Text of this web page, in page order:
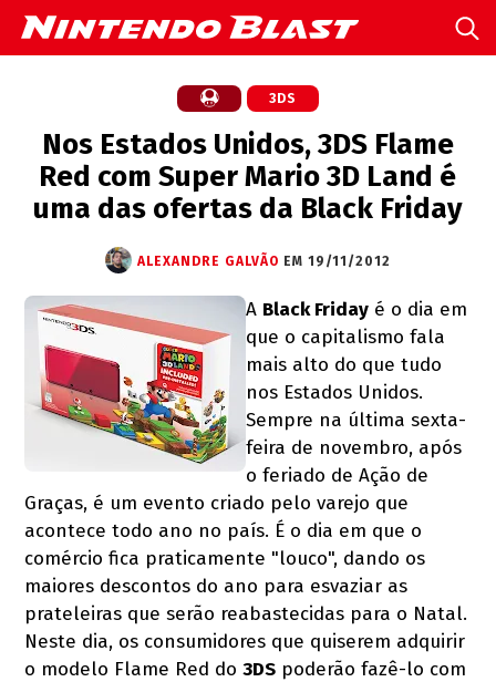
3DS
Nos Estados Unidos, 3DS Flame
Red com Super Mario 3D Land é
uma das ofertas da Black Friday
ALEXANDRE GALVÃO EM 19/11/2012
A Black Friday é o dia em
que o capitalismo fala
mais alto do que tudo
nos Estados Unidos.
Sempre na última sexta-
feira de novembro, após
o feriado de Ação de
Graças, é um evento criado pelo varejo que
acontece todo ano no país. É o dia em que o
comércio fica praticamente "louco", dando os
maiores descontos do ano para esvaziar as
prateleiras que serão reabastecidas para o Natal.
Neste dia, os consumidores que quiserem adquirir
o modelo Flame Red do3DS poderão fazê-lo com